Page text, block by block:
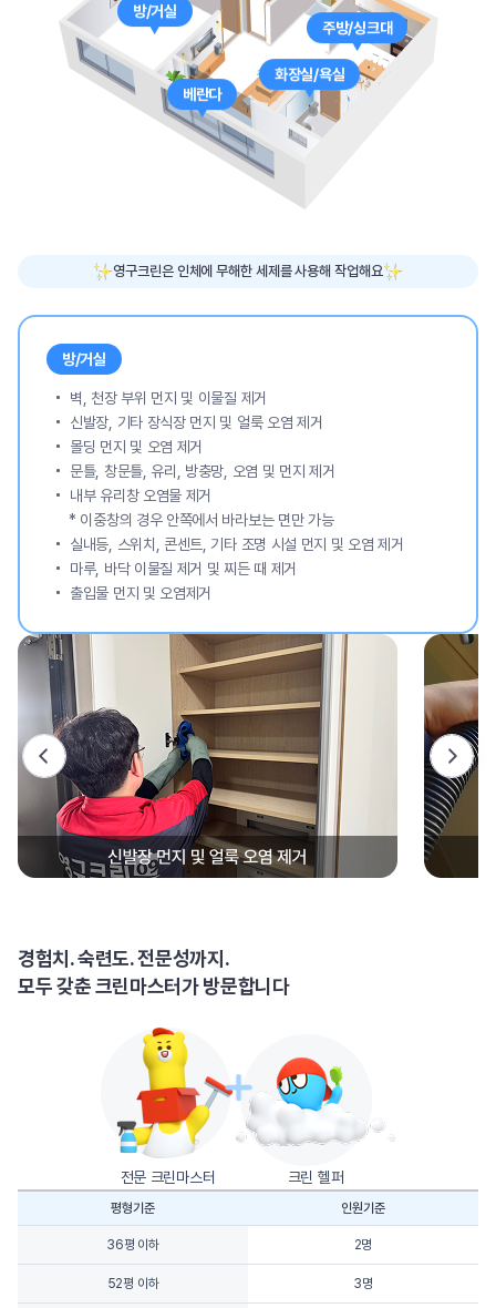
영구크린은 인체에 무해한 세제를 사용해 작업해요
방/거실
주방/싱크대
화장실/욕실
베란다
방/거실
벽, 천장 부위 먼지 및 이물질 제거
신발장, 기타 장식장 먼지 및 얼룩 오염 제거
몰딩 먼지 및 오염 제거
문틀, 창문틀, 유리, 방충망, 오염 및 먼지 제거
내부 유리창 오염물 제거
* 이중창의 경우 안쪽에서 바라보는 면만 가능
실내등, 스위치, 콘센트, 기타 조명 시설 먼지 및 오염 제거
마루, 바닥 이물질 제거 및 찌든 때 제거
출입물 먼지 및 오염제거
경험치. 숙련도. 전문성까지.
모두 갖춘 크린마스터가 방문합니다
전문 크린마스터 크린 헬퍼
평형기준 인원기준
36평 이하 2명
52평 이하 3명